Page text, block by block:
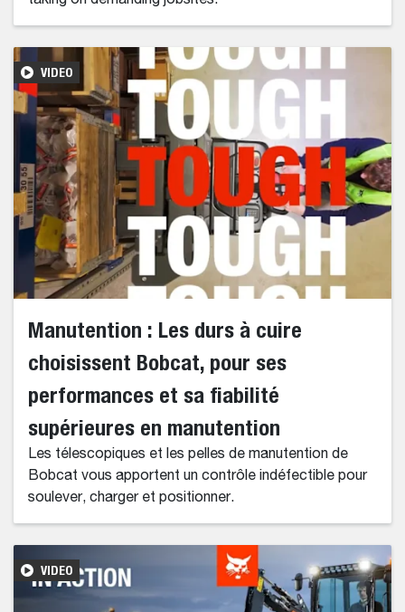
VIDEO
Manutention : Les durs à cuire
choisissent Bobcat, pour ses
performances et sa fiabilité
supérieures en manutention
Les télescopiques et les pelles de manutention de
Bobcat vous apportent un contrôle indéfectible pour
soulever, charger et positionner.
VIDEO